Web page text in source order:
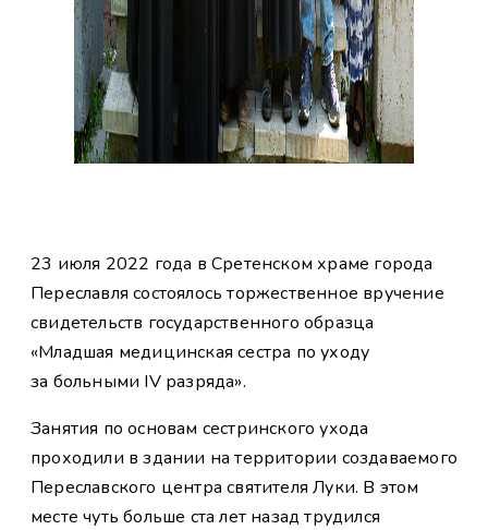
23 июля 2022 года в Сретенском храме города
Переславля состоялось торжественное вручение
свидетельств государственного образца
«Младшая медицинская сестра по уходу
за больными IV разряда».
Занятия по основам сестринского ухода
проходили в здании на территории создаваемого
Переславского центра святителя Луки. В этом
месте чуть больше ста лет назад трудился